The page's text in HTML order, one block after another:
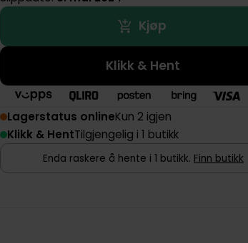
Kjøp
Klikk & Hent
Lagerstatus onlineKun 2 igjen
Klikk & HentTilgjengelig i 1 butikk
Enda raskere å hente i 1 butikk. Finn butikk